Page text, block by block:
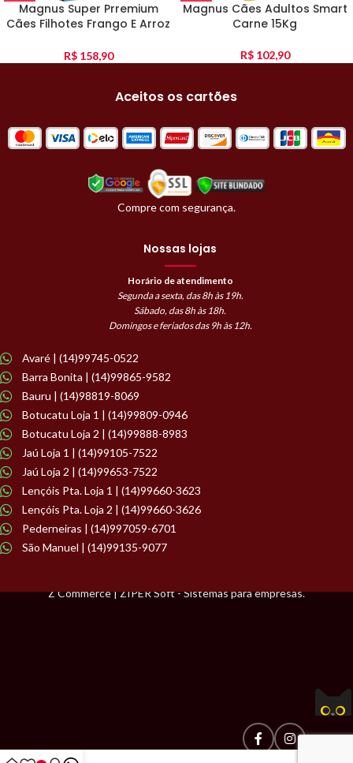
Magnus Super Prremium
Cães Filhotes Frango E Arroz
R$158,90
Magnus Cães Adultos Smart
Carne 15Kg
R$102,90
Aceitos os cartões
Compre com segurança.
Nossas lojas
Horário de atendimento
Segunda a sexta, das 8h às 19h.
Sábado, das 8h às 18h.
Domingos e feriados das 9h às 12h.
Avaré | (14)99745-0522
Barra Bonita | (14)99865-9582
Bauru | (14)98819-8069
Botucatu Loja 1 | (14)99809-0946
Botucatu Loja 2 | (14)99888-8983
Jaú Loja 1 | (14)99105-7522
Jaú Loja 2 | (14)99653-7522
Lençóis Pta. Loja 1 | (14)99660-3623
Lençóis Pta. Loja 2 | (14)99660-3626
Pederneiras | (14)997059-6701
São Manuel | (14)99135-9077
Z Commerce | ZIPER Soft - Sistemas para empresas.